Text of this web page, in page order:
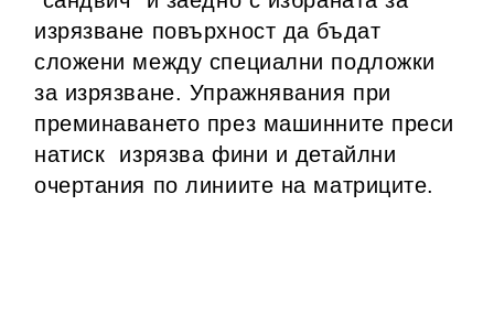
изрязване повърхност да бъдат
сложени между специални подложки
за изрязване. Упражнявания при
преминаването през машинните преси
натиск изрязва фини и детайлни
очертания по линиите на матриците.